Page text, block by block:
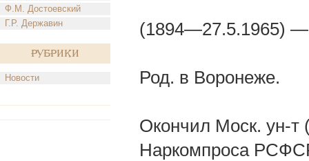
Ф.М. Достоевский
Г.Р. Державин
Рубрики
Новости
(1894—27.5.1965) —
Род. в Воронеже.
Окончил Моск. ун-т
Наркомпроса